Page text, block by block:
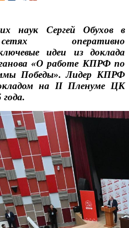
наук Сергей Обухов в
оперативно
идеи из доклада
«О работе КПРФ по
Победы». Лидер КПРФ
на II Пленуме ЦК